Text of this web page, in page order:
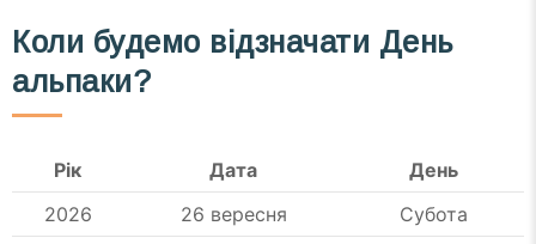
Коли будемо відзначати День
альпаки?
Рік Дата
День
2026
26 вересня
Субота